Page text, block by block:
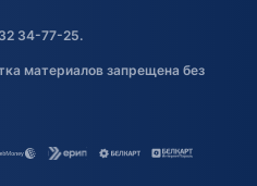
34-77-25.
материалов запрещена без